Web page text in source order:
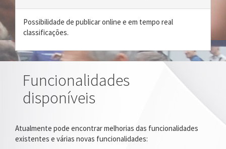
Possibilidade de publicar online e em tempo real
classificações.
Funcionalidades
disponíveis
Atualmente pode encontrar melhorias das funcionalidades
existentes e várias novas funcionalidades: